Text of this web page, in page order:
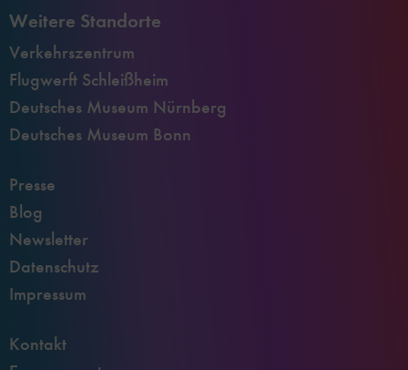
Weitere Standorte
Verkehrszentrum
Flugwerft Schleißheim
Deutsches Museum Nürnberg
Deutsches Museum Bonn
Presse
Blog
Newsletter
Datenschutz
Impressum
Kontakt